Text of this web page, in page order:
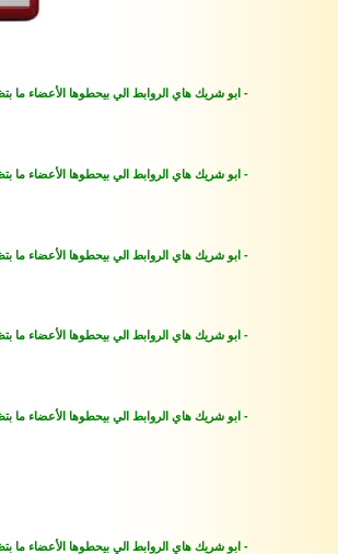
- ابو شريك هاي الروابط الي بيحطوها الأعضاء
- ابو شريك هاي الروابط الي بيحطوها الأعضاء
- ابو شريك هاي الروابط الي بيحطوها الأعضاء
- ابو شريك هاي الروابط الي بيحطوها الأعضاء
- ابو شريك هاي الروابط الي بيحطوها الأعضاء
- ابو شريك هاي الروابط الي بيحطوها الأعضاء